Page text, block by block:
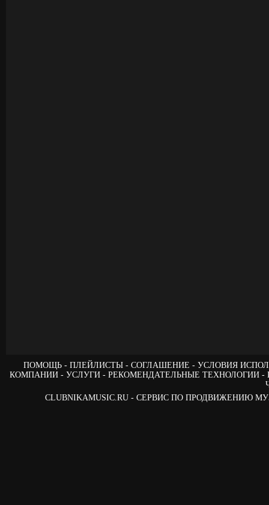
ПОМОЩЬ ПЛЕЙЛИСТЫ СОГЛАШЕНИЕ
УСЛОВИЯ
КОМПАНИИ
УСЛУГИ РЕКОМЕНДАТЕЛЬНЫЕ ТЕХНОЛОГИИ
CLUBNIKAMUSIC.RU - СЕРВИС ПО ПРОДВИЖЕНИЮ